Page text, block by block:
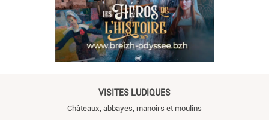
VISITES LUDIQUES
Châteaux, abbayes, manoirs et moulins